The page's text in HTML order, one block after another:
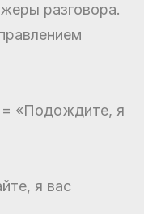
разговора.
«Подождите, я
я вас